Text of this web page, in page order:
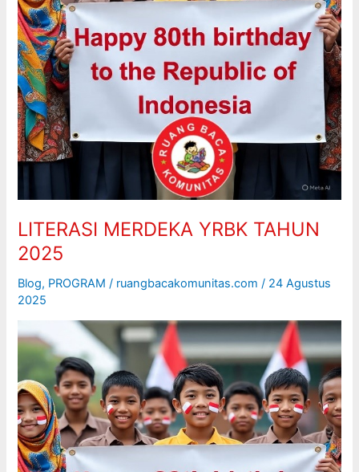
LITERASI MERDEKA YRBK TAHUN
2025
Blog, PROGRAM / ruangbacakomunitas.com/ 24 Agustus
2025